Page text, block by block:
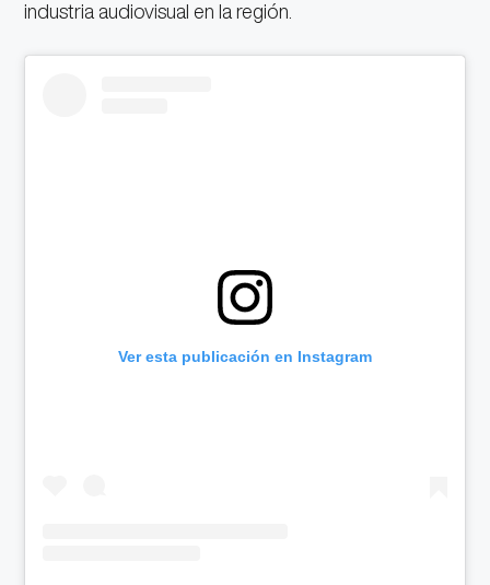
industria audiovisual en la región.
Ver esta publicación en Instagram